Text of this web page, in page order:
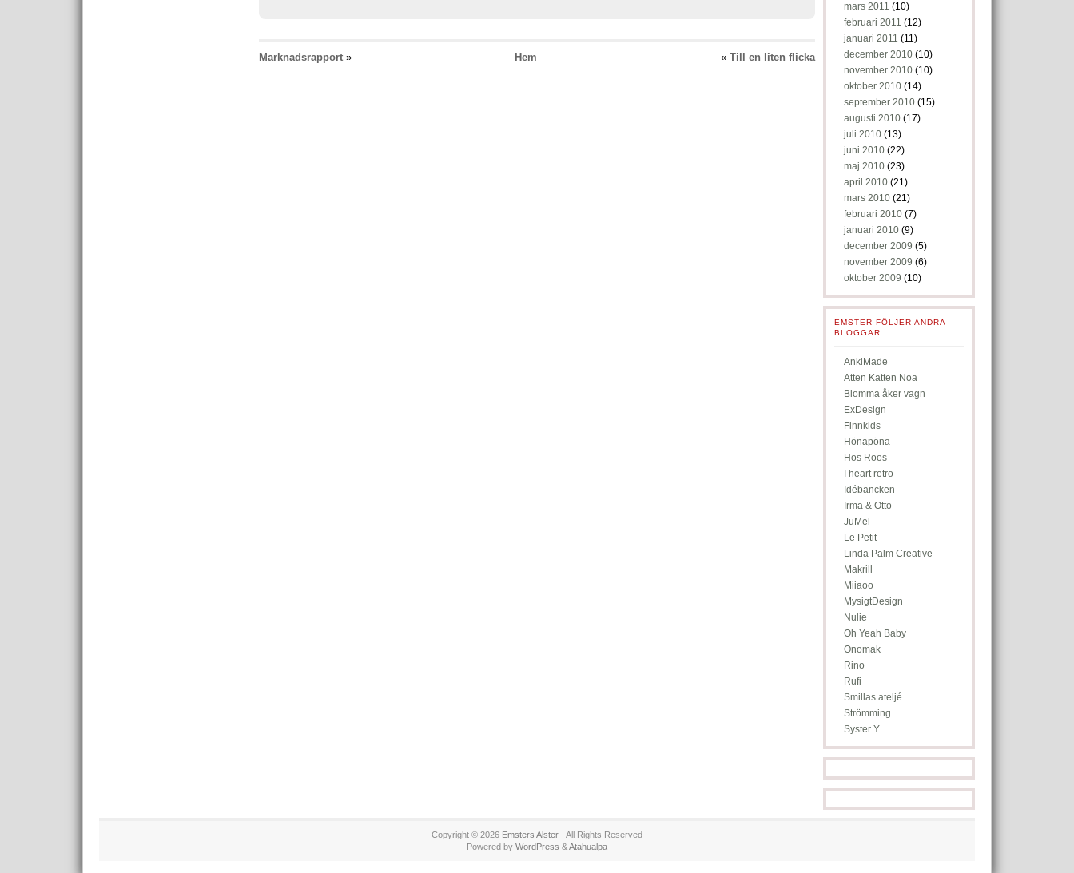
Marknadsrapport » Hem « Till en liten flicka
mars 2011 (10)
februari 2011 (12)
januari 2011 (11)
december 2010 (10)
november 2010 (10)
oktober 2010 (14)
september 2010 (15)
augusti 2010 (17)
juli 2010 (13)
juni 2010 (22)
maj 2010 (23)
april 2010 (21)
mars 2010 (21)
februari 2010 (7)
januari 2010 (9)
december 2009 (5)
november 2009 (6)
oktober 2009 (10)
EMSTER FÖLJER ANDRA
BLOGGAR
AnkiMade
Atten Katten Noa
Blomma åker vagn
ExDesign
Finnkids
Hönapöna
Hos Roos
I heart retro
Idébancken
Irma & Otto
JuMel
Le Petit
Linda Palm Creative
Makrill
Miiaoo
MysigtDesign
Nulie
Oh Yeah Baby
Onomak
Rino
Rufi
Smillas ateljé
Strömming
Syster Y
Copyright © 2026 Emsters Alster - All Rights Reserved
Powered by WordPress &Atahualpa